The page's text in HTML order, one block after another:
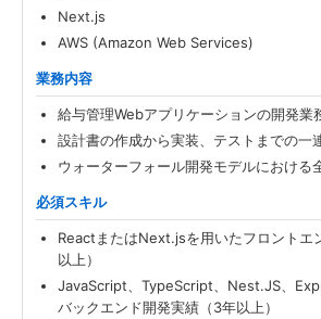
Next.js
AWS (Amazon Web Services)
業務内容
給与管理Webアプリケーションの開発業
設計書の作成から実装、テストまでの一
ウォーターフォール開発モデルにおける
必須スキル
ReactまたはNext.jsを用いたフロントエ
以上）
JavaScript、TypeScript、Nest.JS、
バックエンド開発実績（3年以上）